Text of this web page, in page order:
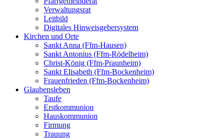
Verwaltungsrat
Leitbild
Digitales Hinweisgebersystem
Kirchen und Orte
Sankt Anna (Ffm-Hausen)
Sankt Antonius (Ffm-Rödelheim)
Christ-König (Ffm-Praunheim)
Sankt Elisabeth (Ffm-Bockenheim)
Frauenfrieden (Ffm-Bockenheim)
Glaubensleben
Taufe
Erstkommunion
Hauskommunion
Firmung
Trauung